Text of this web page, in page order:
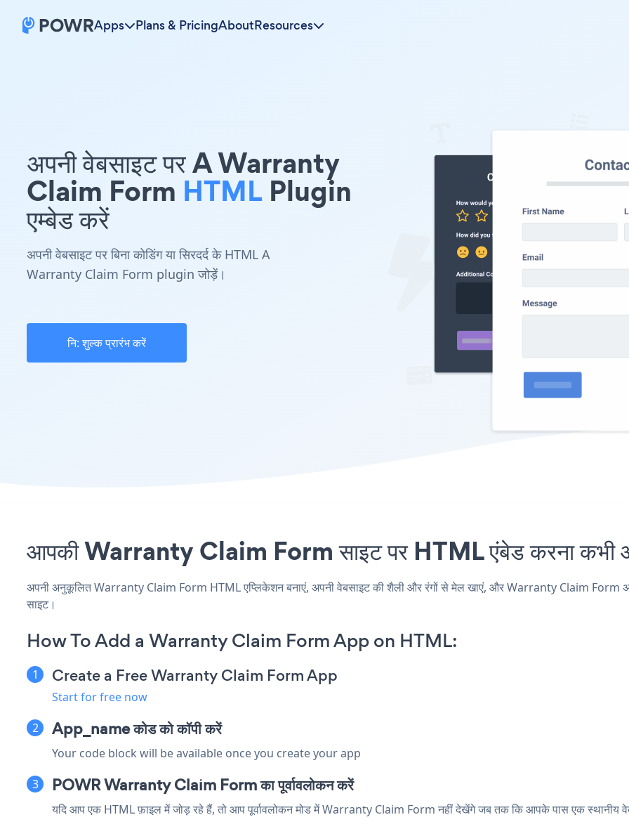
Apps Plans & PricingAboutResources
अपनी वेबसाइट पर A Warranty
Claim Form HTML Plugin
एम्बेड करें
अपनी वेबसाइट पर बिना कोडिंग या सिरदर्द के HTML A
Warranty Claim Form plugin जोड़ें।
नि: शुल्क प्रारंभ करें
आपकी Warranty Claim Form साइट पर HTML एंबेड करना कभी
अपनी अनुकूलित Warranty Claim Form HTML एप्लिकेशन बनाएं, अपनी वेबसाइट की शैली और रंगों से मेल खाएं, और Warranty Claim Form
साइट।
How To Add a Warranty Claim Form App on HTML:
Create a Free Warranty Claim Form App
Start for free now
App_name कोड को कॉपी करें
Your code block will be available once you create your app
POWR Warranty Claim Form का पूर्वावलोकन करें
यदि आप एक HTML फ़ाइल में जोड़ रहे हैं, तो आप पूर्वावलोकन मोड में Warranty Claim Form नहीं देखेंगे जब तक कि आपके पास एक स्थानीय वेब